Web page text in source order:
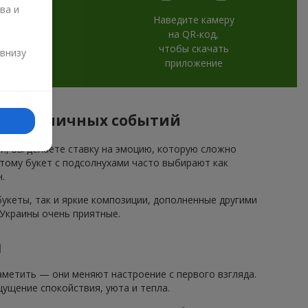
Наведите камеру
на QR-код,
чтобы скачать
приложение
событий
вы делаете ставку на эмоцию, которую сложно
букет с подсолнухами часто выбирают как
так и яркие композиции, дополненные другими
очень приятные.
— они меняют настроение с первого взгляда.
спокойствия, уюта и тепла.
и